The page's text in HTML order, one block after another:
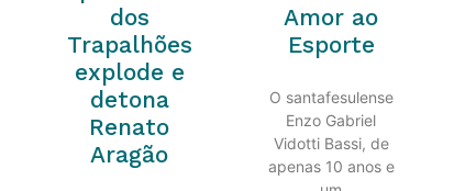
dos
Trapalhões
explode e
detona
Renato
Aragão
Amor ao
Esporte
O santafesulense
Enzo Gabriel
Vidotti Bassi, de
apenas 10 anos e